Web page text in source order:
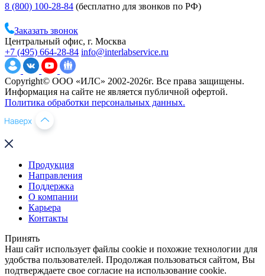
8 (800) 100-28-84 (бесплатно для звонков по РФ)
Заказать звонок
Центральный офис, г. Москва
+7 (495) 664-28-84 info@interlabservice.ru
Copyright© ООО «ИЛС» 2002-2026г. Все права защищены.
Информация на сайте не является публичной офертой.
Политика обработки персональных данных.
Продукция
Направления
Поддержка
О компании
Карьера
Контакты
Принять
Наш сайт использует файлы cookie и похожие технологии для
удобства пользователей. Продолжая пользоваться сайтом, Вы
подтверждаете свое согласие на использование cookie.